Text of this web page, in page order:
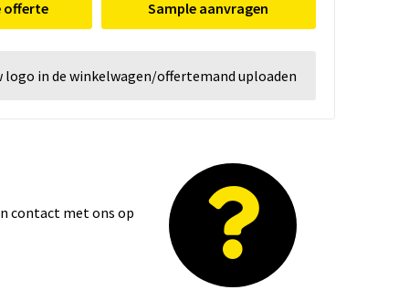
offerte Sample aanvragen
logo in de winkelwagen/offertemand uploaden
contact met ons op